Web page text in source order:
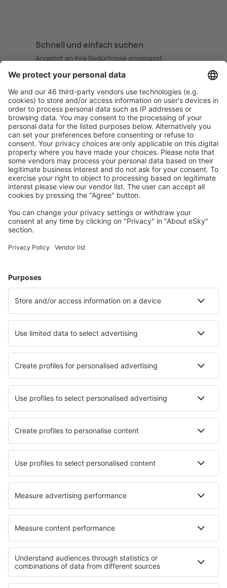
Schnell und einfach suchen
Angebot an Ihre Bedürfnisse angepasst.
Sicher planen
Buchen ohne Sorgen mit einer kostenlosen
Stornierungsoption.
Mehr sparen
Attraktive Preise und Spezialangebote für eingeloggte
Benutzer.
Unterkünfte, die Sie mögen
Wählen Sie aus über 1,3 Millionen Unterkünften: Hotels,
Meist gesuchte Hotels von eSky-Nutzern
Hotels in Frejus Hotels in Paris Hotels in Le Cap d`Agde
Hotels in Amelie-les-Bains-Palalda Hotels in Albi
Hotels in Les Allues Hotels in La Seyne-sur-Mer
Die besten Hotels - Städte
Hotels in Perama Hotels in Grimisuat
Hotels in Chlumec Hotels in Horšovský Týn
Hotels in Velenje Hotels in Norwell Hotels in Ossipee
Hotels in Nykvarn
Die besten Hotels - Regionen
Hotels in Midi-Pyrenees Hotels in Valmeinier
Hotels in La Plagne Hotels in Côte d’Azur
Hotels in Tignes Hotels in Nikosia Region